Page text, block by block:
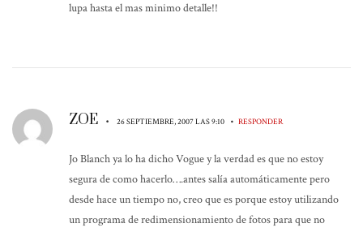
lupa hasta el mas minimo detalle!!
ZOE • 26 SEPTIEMBRE, 2007 LAS 9:10 • RESPONDER
Jo Blanch ya lo ha dicho Vogue y la verdad es que no estoy
segura de como hacerlo….antes salía automáticamente pero
desde hace un tiempo no, creo que es porque estoy utilizando
un programa de redimensionamiento de fotos para que no